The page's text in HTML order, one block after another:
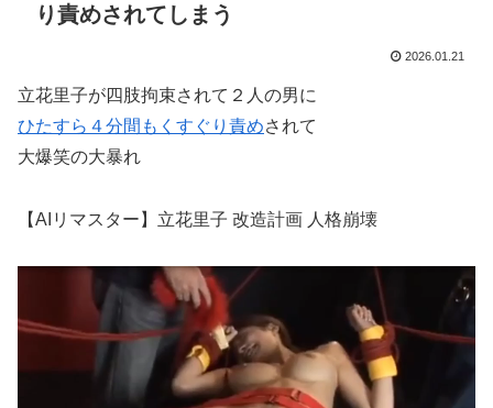
り責めされてしまう
2026.01.21
立花里子が四肢拘束されて２人の男に
ひたすら４分間もくすぐり責めされて
大爆笑の大暴れ
【AIリマスター】立花里子 改造計画 人格崩壊